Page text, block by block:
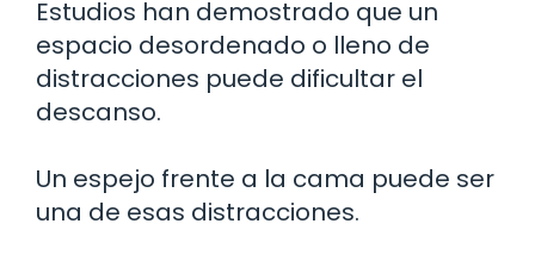
Estudios han demostrado que un
espacio desordenado o lleno de
distracciones puede dificultar el
descanso.
Un espejo frente a la cama puede ser
una de esas distracciones.